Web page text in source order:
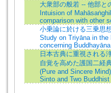
大衆部の般若 -- 他部と
Intuision of
comparison with other
小乗論に於ける三乗思
Study on Triyāna in
concerning Buddhayāna
日本古典に重視される
自覚を高めた護国二経
(Pure and Sincere
Sinto and Two